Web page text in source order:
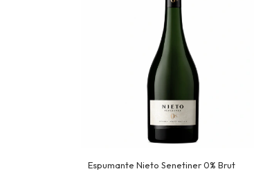
Espumante Nieto Senetiner 0% Brut